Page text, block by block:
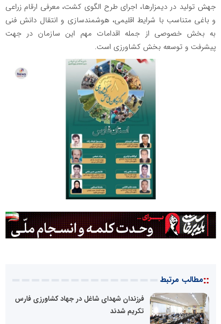
جهش تولید در دیمزارها، اجرای طرح الگوی کشت، معرفی ارقام زراعی
و باغی متناسب با شرایط اقلیمی، هوشمندسازی و انتقال دانش فنی
به بخش خصوصی از جمله اقدامات مهم این سازمان در جهت
پیشرفت و توسعه بخش کشاورزی است.
::مطالب مرتبط
فرزندان شهدای شاغل در جهاد کشاورزی فارس
تکریم شدند